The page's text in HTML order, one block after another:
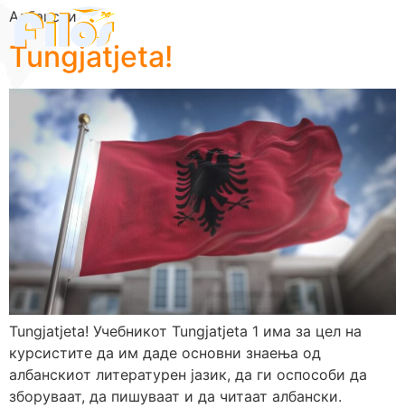
Албански
Tungjatjeta!
Tungjatjeta! Учебникот Tungjatjeta 1 има за цел на
курсистите да им даде основни знаења од
албанскиот литературен јазик, да ги оспособи да
зборуваат, да пишуваат и да читаат албански.